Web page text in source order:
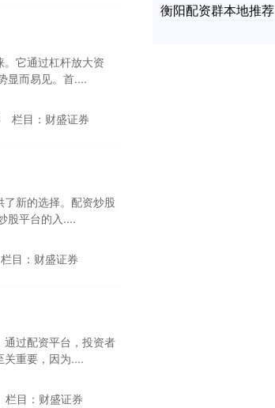
它通过杠杆放大资
显而易见。首....
栏目： 财盛证券
新的选择。配资炒股
股平台的入....
栏目： 财盛证券
过配资平台，投资者
关重要，因为....
栏目： 财盛证券
衡阳配资群本地推荐